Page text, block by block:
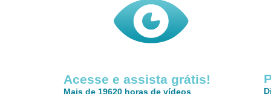
Acesse e assista grátis!
Mais de 19620 horas de vídeos